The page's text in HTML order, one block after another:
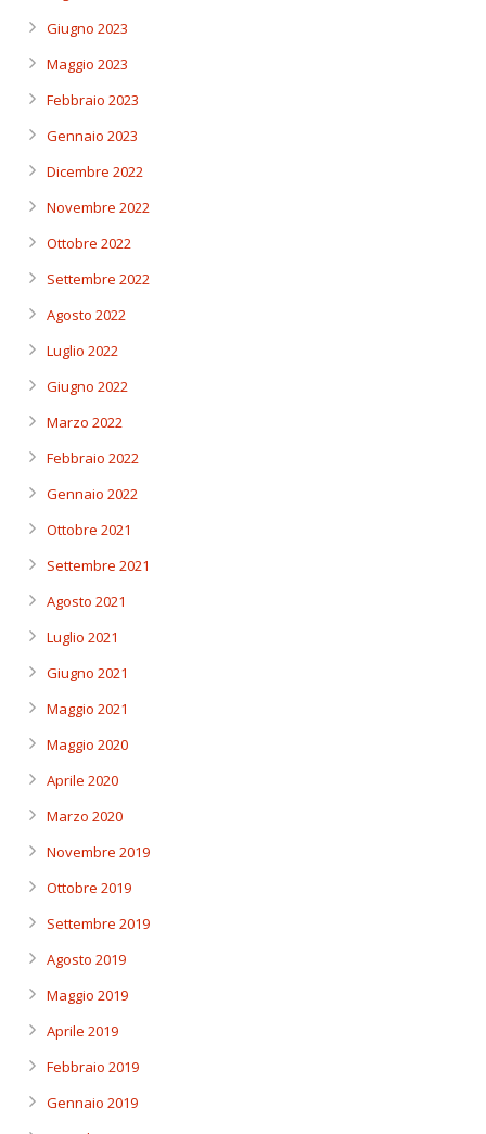
Giugno 2023
Maggio 2023
Febbraio 2023
Gennaio 2023
Dicembre 2022
Novembre 2022
Ottobre 2022
Settembre 2022
Agosto 2022
Luglio 2022
Giugno 2022
Marzo 2022
Febbraio 2022
Gennaio 2022
Ottobre 2021
Settembre 2021
Agosto 2021
Luglio 2021
Giugno 2021
Maggio 2021
Maggio 2020
Aprile 2020
Marzo 2020
Novembre 2019
Ottobre 2019
Settembre 2019
Agosto 2019
Maggio 2019
Aprile 2019
Febbraio 2019
Gennaio 2019